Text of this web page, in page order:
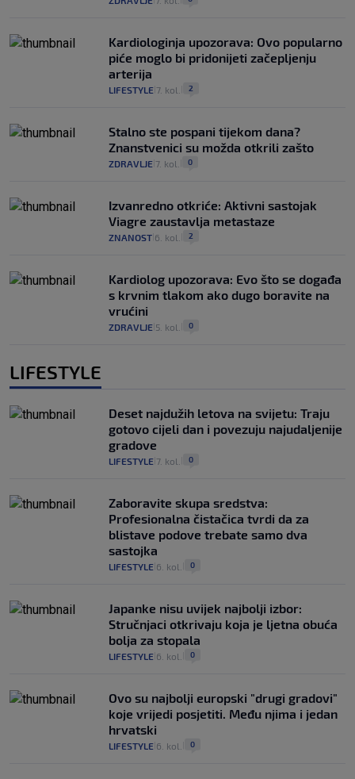
Kardiologinja upozorava: Ovo popularno
piće moglo bi pridonijeti začepljenju
arterija
LIFESTYLE 7. kol. 2
Stalno ste pospani tijekom dana?
Znanstvenici su možda otkrili zašto
ZDRAVLJE 7. kol. 0
Izvanredno otkriće: Aktivni sastojak
Viagre zaustavlja metastaze
ZNANOST 6. kol. 2
Kardiolog upozorava: Evo što se događa
s krvnim tlakom ako dugo boravite na
vrućini
ZDRAVLJE 5. kol. 0
LIFESTYLE
Deset najdužih letova na svijetu: Traju
gotovo cijeli dan i povezuju najudaljenije
gradove
LIFESTYLE 7. kol. 0
Zaboravite skupa sredstva:
Profesionalna čistačica tvrdi da za
blistave podove trebate samo dva
sastojka
LIFESTYLE 6. kol. 0
Japanke nisu uvijek najbolji izbor:
Stručnjaci otkrivaju koja je ljetna obuća
bolja za stopala
LIFESTYLE 6. kol. 0
Ovo su najbolji europski "drugi gradovi"
koje vrijedi posjetiti. Među njima i jedan
hrvatski
LIFESTYLE 6. kol. 0